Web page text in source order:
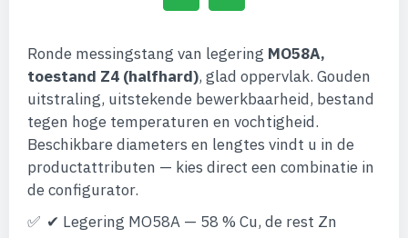
Ronde messingstang van legering MO58A,
toestand Z4 (halfhard), glad oppervlak. Gouden
uitstraling, uitstekende bewerkbaarheid, bestand
tegen hoge temperaturen en vochtigheid.
Beschikbare diameters en lengtes vindt u in de
productattributen — kies direct een combinatie in
de configurator.
✔ Legering MO58A — 58 % Cu, de rest Zn